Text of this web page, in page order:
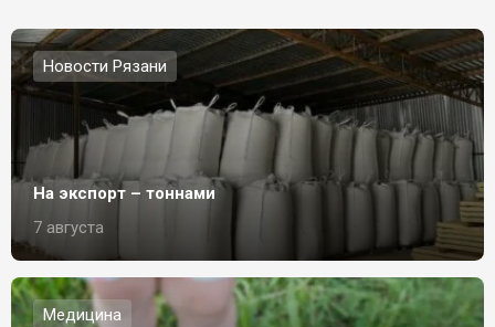
Новости Рязани
На экспорт – тоннами
7 августа
Медицина